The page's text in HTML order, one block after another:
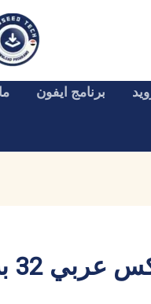
برنامج ايفون
بت للكمبيوتر